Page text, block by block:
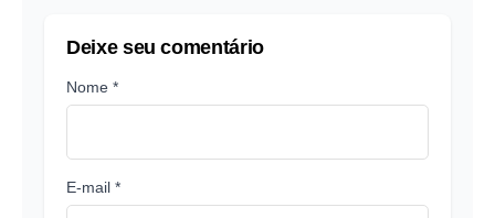
Deixe seu comentário
Nome *
E-mail *